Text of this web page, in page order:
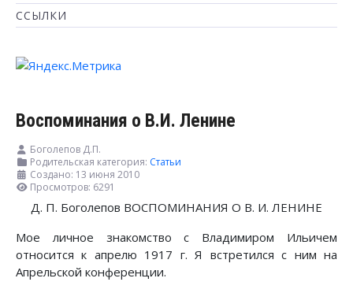
ССЫЛКИ
Воспоминания о В.И. Ленине
Боголепов Д.П.
Родительская категория: Статьи
Создано: 13 июня 2010
Просмотров: 6291
Д. П. Боголепов ВОСПОМИНАНИЯ О В. И. ЛЕНИНЕ
Мое личное знакомство с Владимиром Ильичем
относится к апрелю 1917 г. Я встретился с ним на
Апрельской конференции.